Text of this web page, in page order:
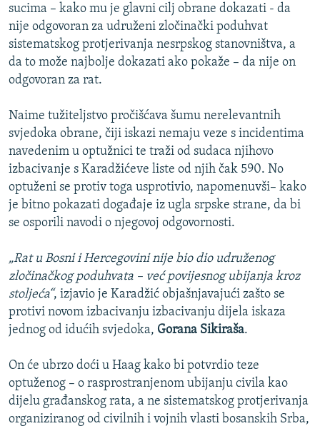
TRI DECENIJE OD RATA U BIH
SVE KARTE DEJTONA
NASTANAK I RASPAD JUGOSLAVIJE
sucima – kako mu je glavni cilj obrane dokazati - da
nije odgovoran za udruženi zločinački poduhvat
sistematskog protjerivanja nesrpskog stanovništva, a
da to može najbolje dokazati ako pokaže – da nije on
odgovoran za rat.
Naime tužiteljstvo pročišćava šumu nerelevantnih
svjedoka obrane, čiji iskazi nemaju veze s incidentima
navedenim u optužnici te traži od sudaca njihovo
izbacivanje s Karadžićeve liste od njih čak 590. No
optuženi se protiv toga usprotivio, napomenuvši– kako
je bitno pokazati događaje iz ugla srpske strane, da bi
se osporili navodi o njegovoj odgovornosti.
„Rat u Bosni i Hercegovini nije bio dio udruženog
zločinačkog poduhvata – već povijesnog ubijanja kroz
stoljeća“, izjavio je Karadžić objašnjavajući zašto se
protivi novom izbacivanju izbacivanju dijela iskaza
jednog od idućih svjedoka, Gorana Sikiraša.
On će ubrzo doći u Haag kako bi potvrdio teze
optuženog – o rasprostranjenom ubijanju civila kao
dijelu građanskog rata, a ne sistematskog protjerivanja
organiziranog od civilnih i vojnih vlasti bosanskih Srba,